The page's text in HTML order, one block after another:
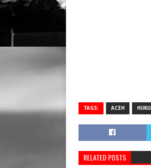
TAGS: ACEH
RELATED POSTS